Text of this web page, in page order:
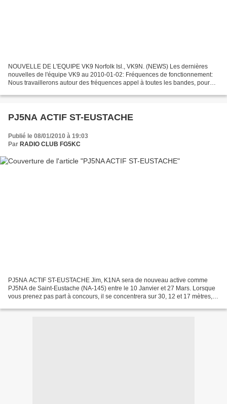
NOUVELLE DE L'EQUIPE VK9 Norfolk Isl., VK9N. (NEWS) Les dernières
nouvelles de l'équipe VK9 au 2010-01-02: Fréquences de fonctionnement:
Nous travaillerons autour des fréquences appel à toutes les bandes, pour
PJ5NA ACTIF ST-EUSTACHE
Publié le 08/01/2010 à 19:03
Par RADIO CLUB FG5KC
PJ5NA ACTIF ST-EUSTACHE Jim, K1NA sera de nouveau active comme
PJ5NA de Saint-Eustache (NA-145) entre le 10 Janvier et 27 Mars. Lorsque
vous prenez pas part à concours, il se concentrera sur 30, 12 et 17 mètres,